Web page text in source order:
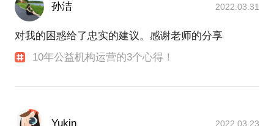
孙洁 2022.03.31
对我的困惑给了忠实的建议。感谢老师的分享
10年公益机构运营的3个心得！
Yukin 2022.03.23